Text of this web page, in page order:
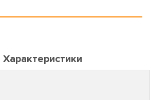
Характеристики